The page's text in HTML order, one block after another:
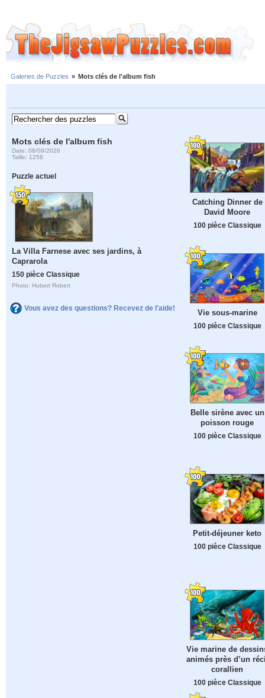
Galeries de Puzzles » Mots clés de l'album fish
Mots clés de l'album fish
Date: 08/09/2026
Taille: 1258
Puzzle actuel
La Villa Farnese avec ses jardins, à
Caprarola
150 pièce Classique
Photo: Hubert Robert
Vous avez des questions? Recevez de l'aide!
Catching Dinner de
David Moore
100 pièce Classique
Vie sous-marine
100 pièce Classique
Belle sirène avec un
poisson rouge
100 pièce Classique
Petit-déjeuner keto
100 pièce Classique
Vie marine de
animés près d’un
corallien
100 pièce Classique